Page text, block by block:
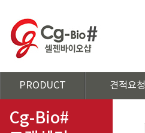
PRODUCT 견적요청
Cg-Bio#